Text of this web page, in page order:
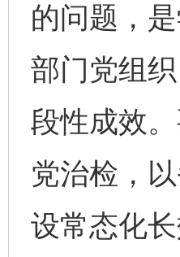
的问题，
部门党组
段性成效
党治检，
设常态化